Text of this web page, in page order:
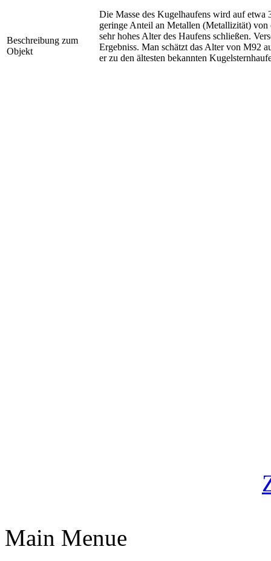
Beschreibung zum
Objekt
Die Masse des Kugelhaufens wird auf etwa
geringe Anteil an Metallen (Metallizität)
sehr hohes Alter des Haufens schließen.
Ergebniss. Man schätzt das Alter von M92
er zu den ältesten bekannten
Main Menue